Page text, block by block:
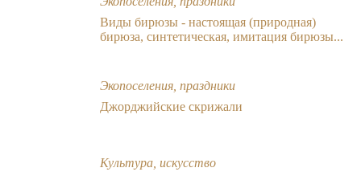
Виды бирюзы - настоящая (природная)
бирюза, синтетическая, имитация бирюзы...
Экопоселения, праздники
Джорджийские скрижали
Культура, искусство